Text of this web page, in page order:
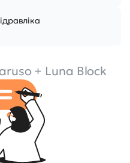
+ Luna Block